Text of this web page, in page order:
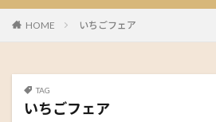
HOME いちごフェア
TAG
いちごフェア
検索